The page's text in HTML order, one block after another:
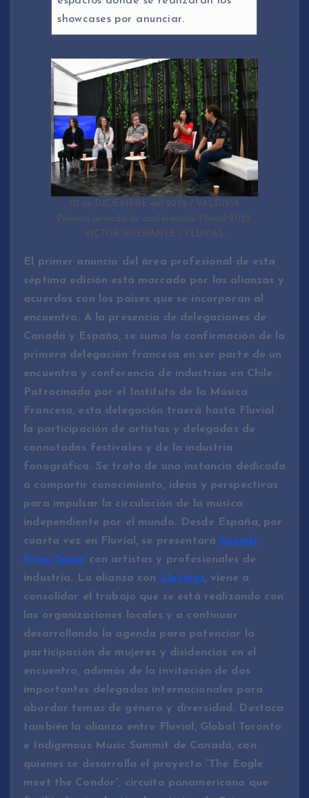
showcases por anunciar.
01 de DICIEMBRE del 2022 / VALDIVIA
Primera jornada de conferencias Fluvial 2022.
VICTOR HUENANTE / FLUVIAL
El primer anuncio del área profesional de esta
séptima edición está marcado por las alianzas y
acuerdos con los países que se incorporan al
encuentro. A la presencia de delegaciones de
Canadá y España, se suma la confirmación de la
primera delegación francesa en ser parte de un
encuentro y conferencia de industrias en Chile.
Patrocinada por el Instituto de la Música
Francesa, esta delegación traerá hasta Fluvial
la participación de artistas y delegados de
connotados festivales y de la industria
fonográfica. Se trata de una instancia dedicada
a compartir conocimiento, ideas y perspectivas
para impulsar la circulación de la música
independiente por el mundo. Desde España, por
cuarta vez en Fluvial, se presentaráSounds
From Spain con artistas y profesionales de
industria. La alianza con
Lluviosa, viene a
consolidar el trabajo que se está realizando con
las organizaciones locales y a continuar
desarrollando la agenda para potenciar la
participación de mujeres y disidencias en el
encuentro, además de la invitación de dos
importantes delegadas internacionales para
abordar temas de género y diversidad. Destaca
también la alianza entre Fluvial, Global Toronto
e Indigenous Music Summit de Canadá, con
quienes se desarrolla el proyecto “The Eagle
meet the Condor”, circuito panamericano que